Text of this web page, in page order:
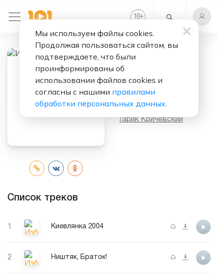
18+
Слушать бесплатно
Исполнитель:
Гарик Кричевский
Список треков
1 Киевлянка 2004
2 Ништяк, Браток!
Мы используем файлы cookies.
Продолжая пользоваться сайтом, вы
подтверждаете, что были
проинформированы об
использовании файлов cookies и
согласны с нашими правилами
обработки персональных данных.